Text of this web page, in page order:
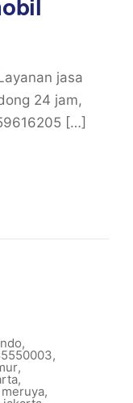
jasa
24 jam,
[…]
,
,
,
,
,